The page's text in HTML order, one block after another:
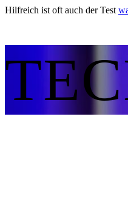
Hilfreich ist oft auch der Test